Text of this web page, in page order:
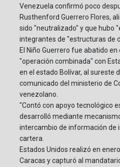
Venezuela confirmó poco
Rusthenford Guerrero Flores,
sido "neutralizado" y que hubo
integrantes de "estructuras de
El Niño Guerrero fue abatido
"operación combinada" con
en el estado Bolívar, al sureste
comunicado del ministerio de
venezolano.
"Contó con apoyo tecnológico
desarrolló mediante
intercambio de información de
cartera.
Estados Unidos realizó en
Caracas y capturó al